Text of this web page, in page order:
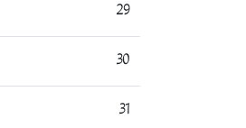
29
30
31